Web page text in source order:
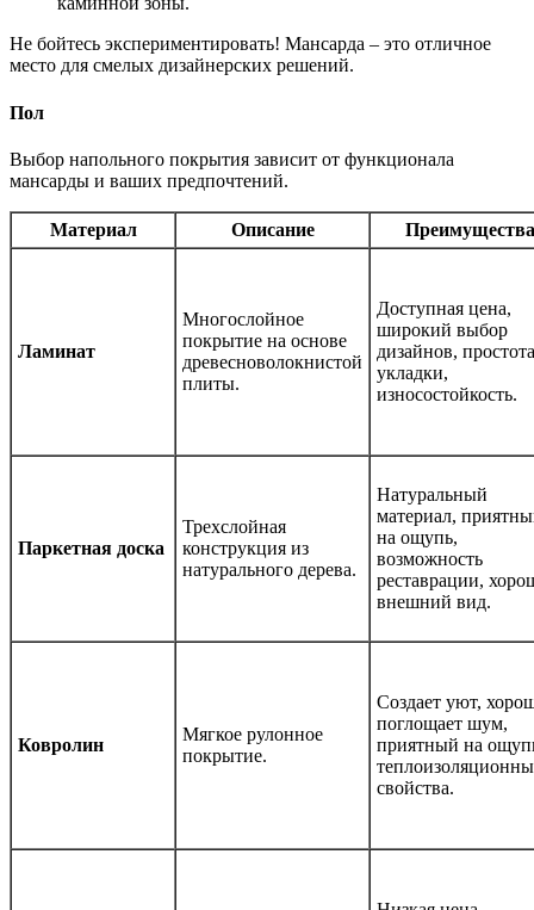
Не бойтесь экспериментировать! Мансарда – это отличное
место для смелых дизайнерских решений.
Пол
Выбор напольного покрытия зависит от функционала
мансарды и ваших предпочтений.
Материал Описание Преимущества
Ламинат
Многослойное
покрытие на основе
древесноволокнистой
плиты.
Доступная цена,
широкий выбор
дизайнов, простота
укладки,
износостойкость.
Паркетная доска
Трехслойная
конструкция из
натурального дерева.
Натуральный
материал,
на ощупь,
возможность
реставрации,
внешний вид.
Ковролин
Мягкое рулонное
покрытие.
Создает уют,
поглощает шум,
приятный на
свойства.